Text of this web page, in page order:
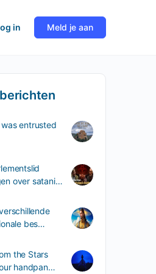
in Meld je aan
entrusted
over satani…
bes…
the Stars
handpan…